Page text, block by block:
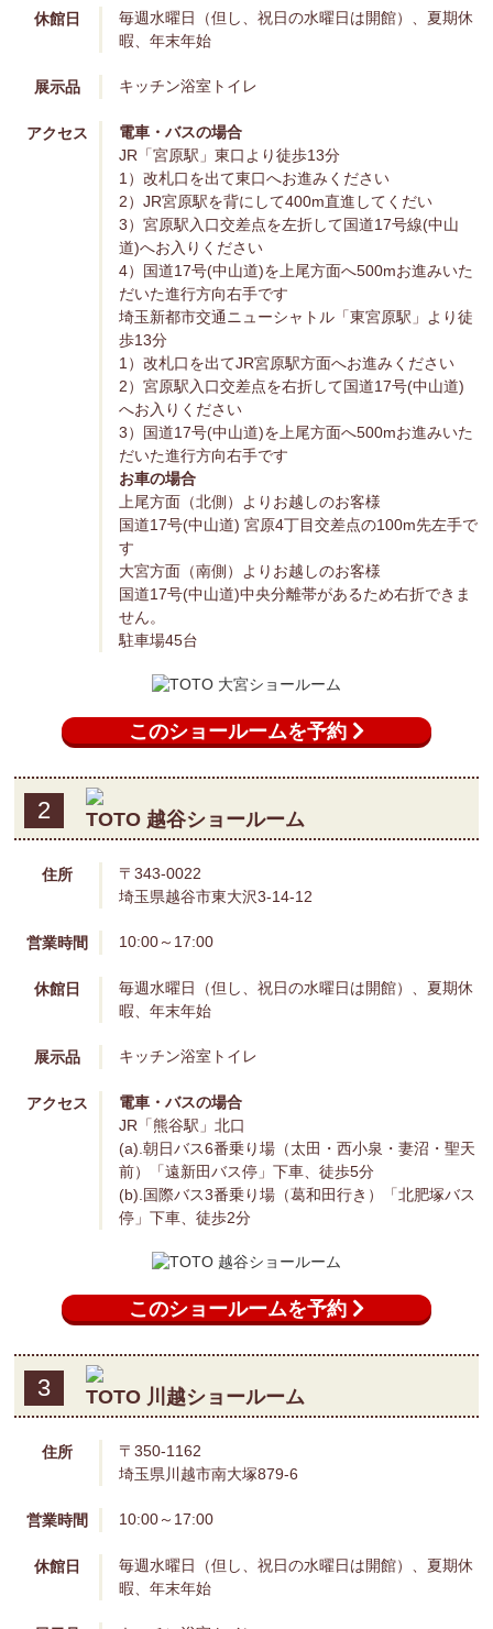
休館日
毎週水曜日（但し、祝日の水曜日は開館）、夏期休
暇、年末年始
展示品 キッチン浴室 トイレ
アクセス
電車・バスの場合
JR「宮原駅」東口より徒歩13分
1）改札口を出て東口へお進みください
2）JR宮原駅を背にして400m直進してくだい
3）宮原駅入口交差点を左折して国道17号線(中山
道)へお入りください
4）国道17号(中山道)を上尾方面へ500mお進みいた
だいた進行方向右手です
埼玉新都市交通ニューシャトル「東宮原駅」より徒
歩13分
1）改札口を出てJR宮原駅方面へお進みください
2）宮原駅入口交差点を右折して国道17号(中山道)
へお入りください
3）国道17号(中山道)を上尾方面へ500mお進みいた
だいた進行方向右手です
お車の場合
上尾方面（北側）よりお越しのお客様
国道17号(中山道) 宮原4丁目交差点の100m先左手で
す
大宮方面（南側）よりお越しのお客様
国道17号(中山道)中央分離帯があるため右折できま
せん。
駐車場45台
このショールームを予約
2 TOTO 越谷ショールーム
住所
〒343-0022
埼玉県越谷市東大沢3-14-12
営業時間 10:00～17:00
休館日
毎週水曜日（但し、祝日の水曜日は開館）、夏期休
暇、年末年始
展示品 キッチン浴室 トイレ
アクセス
電車・バスの場合
JR「熊谷駅」北口
(a).朝日バス6番乗り場（太田・西小泉・妻沼・聖天
前）「遠新田バス停」下車、徒歩5分
(b).国際バス3番乗り場（葛和田行き）「北肥塚バス
停」下車、徒歩2分
このショールームを予約
3 TOTO 川越ショールーム
住所
〒350-1162
埼玉県川越市南大塚879-6
営業時間 10:00～17:00
休館日
毎週水曜日（但し、祝日の水曜日は開館）、夏期休
暇、年末年始